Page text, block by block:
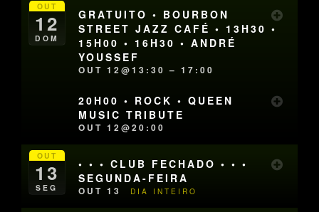
OUT
12
DOM
GRATUITO • BOURBON
STREET JAZZ CAFÉ • 13H30 •
15H00 • 16H30 • ANDRÉ
YOUSSEF
OUT 12@13:30 – 17:00
20H00 • ROCK • QUEEN
MUSIC TRIBUTE
OUT 12@20:00
OUT
13
SEG
• • • CLUB FECHADO • • •
SEGUNDA-FEIRA
OUT 13 DIA INTEIRO